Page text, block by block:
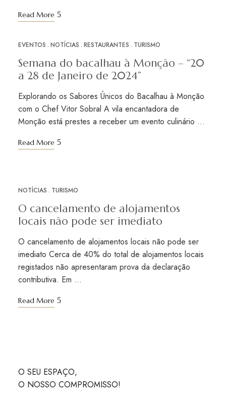
Read More
JAN
EVENTOS NOTÍCIAS RESTAURANTES TURISMO
Semana do bacalhau à Monção – “20
a 28 de Janeiro de 2024”
Explorando os Sabores Únicos do Bacalhau à Monção
com o Chef Vitor Sobral A vila encantadora de
Monção está prestes a receber um evento culinário …
Read More
JAN
NOTÍCIAS TURISMO
O cancelamento de alojamentos
locais não pode ser imediato
O cancelamento de alojamentos locais não pode ser
imediato Cerca de 40% do total de alojamentos locais
registados não apresentaram prova da declaração
contributiva. Em …
Read More
O SEU ESPAÇO,
O NOSSO COMPROMISSO!